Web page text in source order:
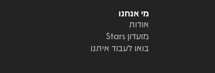
מי אנחנו
אודות
מועדון Stars
בואו לעבוד איתנו